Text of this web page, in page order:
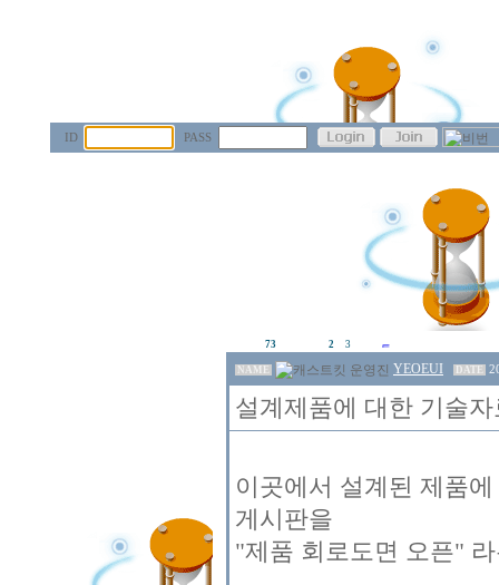
ID PASS
73 2 3
NAME YEOEUI DATE
설계제품에 대한 기술
이곳에서 설계된 제품
게시판을
"제품 회로도면 오픈"